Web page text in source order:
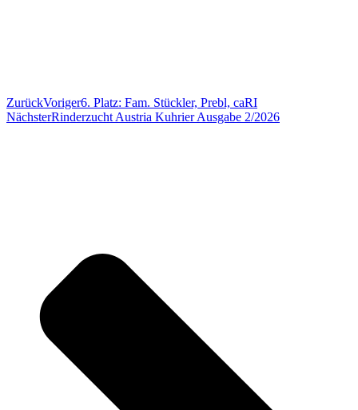
ZurückVoriger6. Platz: Fam. Stückler, Prebl, caRI
NächsterRinderzucht Austria Kuhrier Ausgabe 2/2026